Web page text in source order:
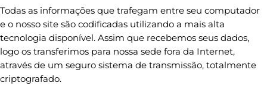
Todas as informações que trafegam entre seu computador
e o nosso site são codificadas utilizando a mais alta
tecnologia disponível. Assim que recebemos seus dados,
logo os transferimos para nossa sede fora da Internet,
através de um seguro sistema de transmissão, totalmente
criptografado.